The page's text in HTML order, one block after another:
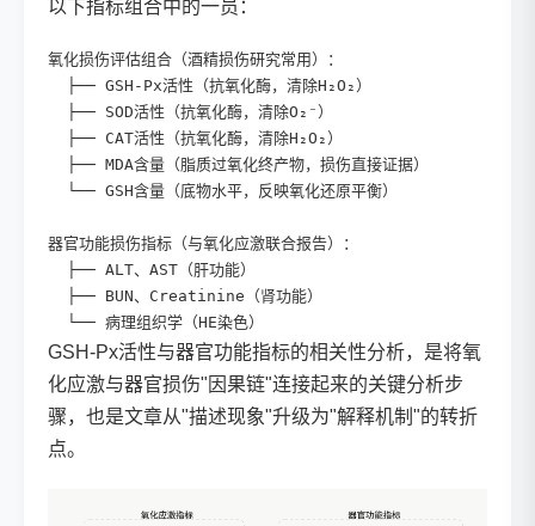
以下指标组合中的一员：
氧化损伤评估组合（酒精损伤研究常用）：
├── GSH-Px活性（抗氧化酶，清除H₂O₂）
├── SOD活性（抗氧化酶，清除O₂⁻）
├── CAT活性（抗氧化酶，清除H₂O₂）
├── MDA含量（脂质过氧化终产物，损伤直接证据）
└── GSH含量（底物水平，反映氧化还原平衡）
器官功能损伤指标（与氧化应激联合报告）：
├── ALT、AST（肝功能）
├── BUN、Creatinine（肾功能）
└── 病理组织学（HE染色）
GSH-Px活性与器官功能指标的相关性分析，是将氧
化应激与器官损伤"因果链"连接起来的关键分析步
骤，也是文章从"描述现象"升级为"解释机制"的转折
点。